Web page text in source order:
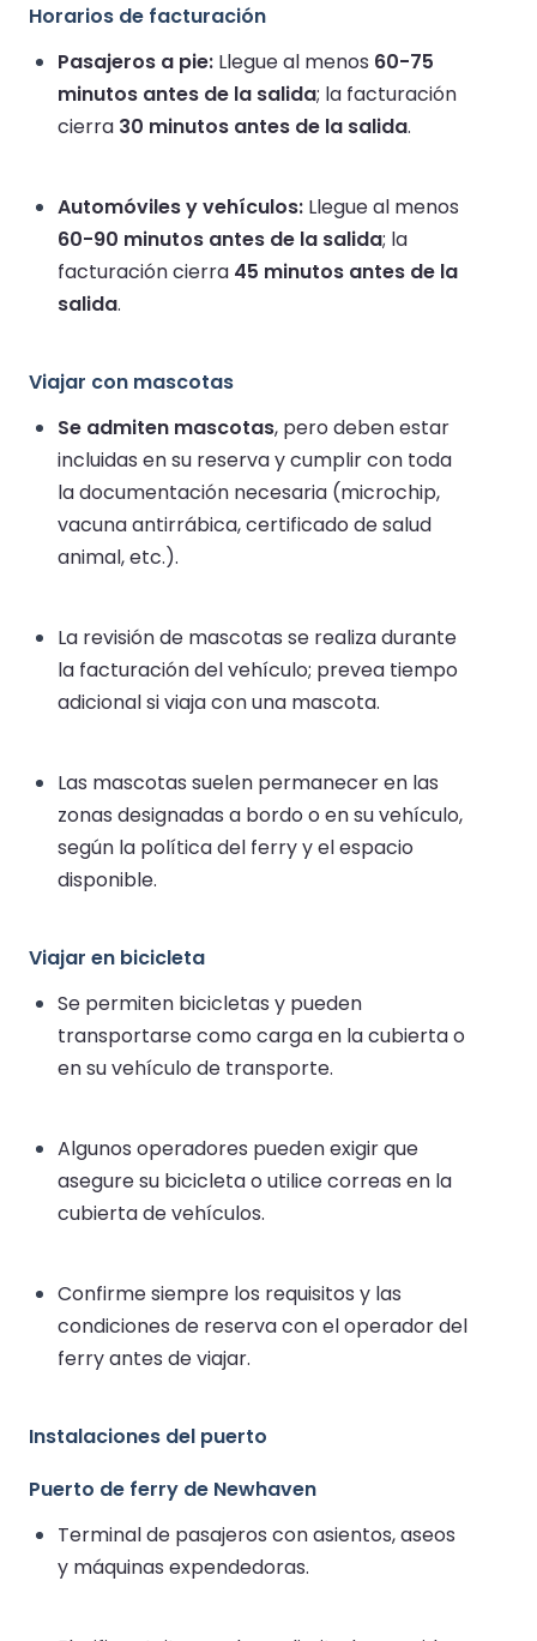
Horarios de facturación
Pasajeros a pie: Llegue al menos 60-75
minutos antes de la salida; la facturación
cierra 30 minutos antes de la salida.
Automóviles y vehículos: Llegue al menos
60-90 minutos antes de la salida; la
facturación cierra 45 minutos antes de la
salida.
Viajar con mascotas
Se admiten mascotas, pero deben estar
incluidas en su reserva y cumplir con toda
la documentación necesaria (microchip,
vacuna antirrábica, certificado de salud
animal, etc.).
La revisión de mascotas se realiza durante
la facturación del vehículo; prevea tiempo
adicional si viaja con una mascota.
Las mascotas suelen permanecer en las
zonas designadas a bordo o en su vehículo,
según la política del ferry y el espacio
disponible.
Viajar en bicicleta
Se permiten bicicletas y pueden
transportarse como carga en la cubierta o
en su vehículo de transporte.
Algunos operadores pueden exigir que
asegure su bicicleta o utilice correas en la
cubierta de vehículos.
Confirme siempre los requisitos y las
condiciones de reserva con el operador del
ferry antes de viajar.
Instalaciones del puerto
Puerto de ferry de Newhaven
Terminal de pasajeros con asientos, aseos
y máquinas expendedoras.